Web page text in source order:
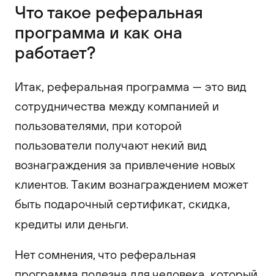
Что такое реферальная
программа и как она
работает?
Итак, реферальная программа — это вид
сотрудничества между компанией и
пользователями, при которой
пользователи получают некий вид
вознаграждения за привлечение новых
клиентов. Таким вознаграждением может
быть подарочный сертификат, скидка,
кредиты или деньги.
Нет сомнения, что реферальная